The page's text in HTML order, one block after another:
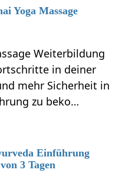
Yoga Massage
Weiterbildung
in deiner
mehr Sicherheit in
zu beko…
Einführung
3 Tagen